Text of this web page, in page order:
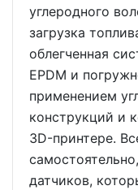
углеродного
загрузка
облегченная
EPDM и
применением
конструкций и
3D-принтере.
датчиков,